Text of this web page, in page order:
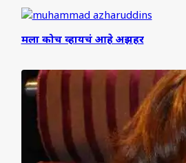
मला कोच व्हायचं आहे अझहर